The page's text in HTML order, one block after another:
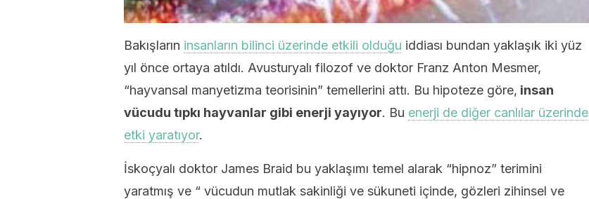
Bakışların insanların bilinci üzerinde etkili olduğu iddiası bundan yaklaşık iki yüz
yıl önce ortaya atıldı. Avusturyalı filozof ve doktor Franz Anton Mesmer,
“hayvansal manyetizma teorisinin” temellerini attı. Bu hipoteze göre, insan
vücudu tıpkı hayvanlar gibi enerji yayıyor. Bu enerji de diğer canlılar üzerinde
etki yaratıyor.
İskoçyalı doktor James Braid bu yaklaşımı temel alarak “hipnoz” terimini
yaratmış ve “ vücudun mutlak sakinliği ve sükuneti içinde, gözleri zihinsel ve